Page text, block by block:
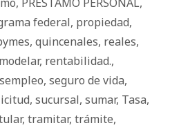
federal, propiedad,
, quincenales, reales,
, rentabilidad.,
, seguro de vida,
, sucursal, sumar, Tasa,
, tramitar, trámite,